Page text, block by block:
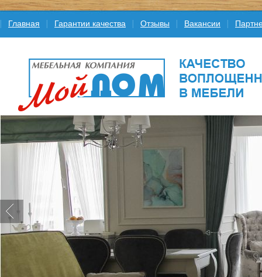
Главная Гарантии качества Отзывы Вакансии